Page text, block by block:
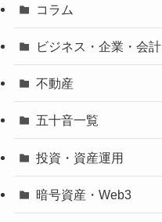
コラム
ビジネス・企業・会計
不動産
五十音一覧
投資・資産運用
暗号資産・Web3